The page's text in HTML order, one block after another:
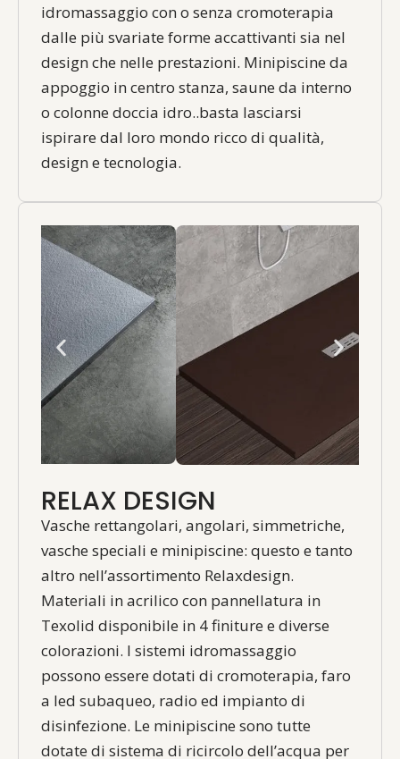
idromassaggio con o senza cromoterapia
dalle più svariate forme accattivanti sia nel
design che nelle prestazioni. Minipiscine da
appoggio in centro stanza, saune da interno
o colonne doccia idro..basta lasciarsi
ispirare dal loro mondo ricco di qualità,
design e tecnologia.
RELAX DESIGN
Vasche rettangolari, angolari, simmetriche,
vasche speciali e minipiscine: questo e tanto
altro nell’assortimento Relaxdesign.
Materiali in acrilico con pannellatura in
Texolid disponibile in 4 finiture e diverse
colorazioni. I sistemi idromassaggio
possono essere dotati di cromoterapia, faro
a led subaqueo, radio ed impianto di
disinfezione. Le minipiscine sono tutte
dotate di sistema di ricircolo dell’acqua per